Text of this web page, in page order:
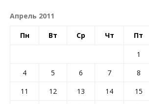
Апрель 2011
Пн Вт Ср Чт Пт
1
4
5 6 7 8
11
12 13 14 15